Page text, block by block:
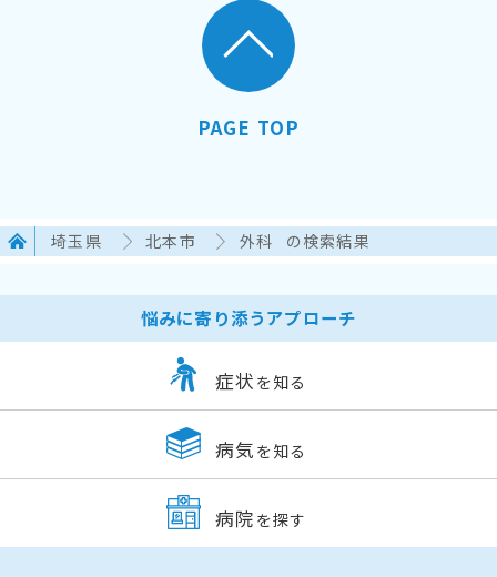
PAGE TOP
埼玉県 北本市 外科 の検索結果
悩みに寄り添うアプローチ
症状 を知る
病気 を知る
病院 を探す